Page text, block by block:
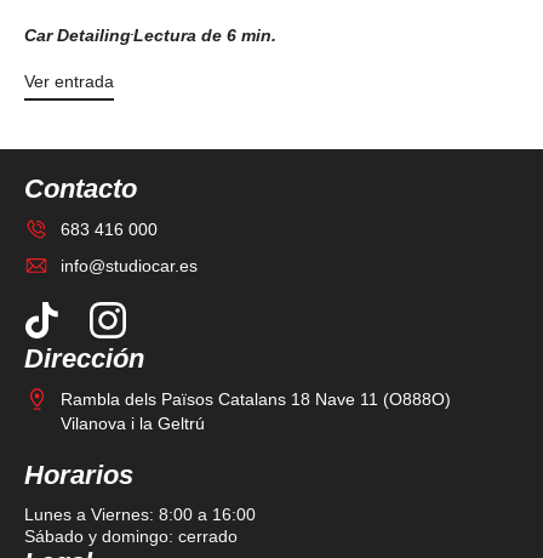
Car DetailingLectura de 6 min.
Ver entrada
Contacto
683 416 000
info@studiocar.es
Dirección
Rambla dels Països Catalans 18 Nave 11 (O888O)
Vilanova i la Geltrú
Horarios
Lunes a Viernes: 8:00 a 16:00
Sábado y domingo: cerrado